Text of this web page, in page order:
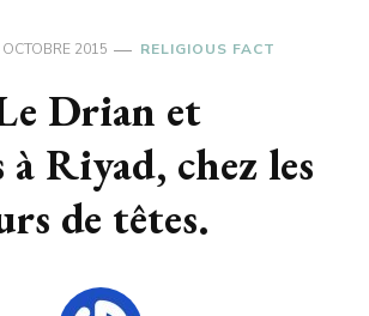
2015 RELIGIOUS FACT
Drian et
à Riyad, chez les
de têtes.